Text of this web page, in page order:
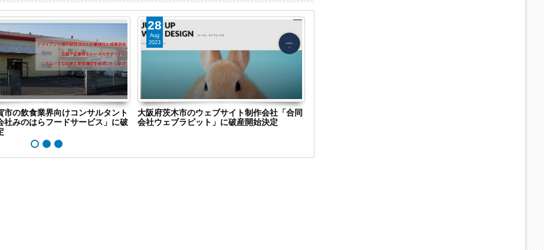
市の飲食業界向けコンサルタント
社みのはらフードサービス」に破
28
Aug
2023
大阪府茨木市のウェブサイト制作会社「合同
会社ウェブラビット」に破産開始決定